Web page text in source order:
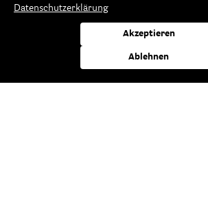
Datenschutzerklärung gelesen und
Datenschutzerklärung
Akzeptieren
Ablehnen